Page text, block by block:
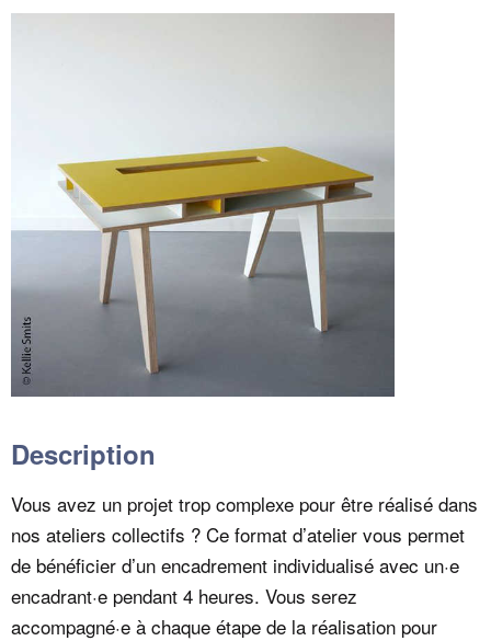
Description
Vous avez un projet trop complexe pour être réalisé dans
nos ateliers collectifs ? Ce format d’atelier vous permet
de bénéficier d’un encadrement individualisé avec un·e
encadrant·e pendant 4 heures. Vous serez
accompagné·e à chaque étape de la réalisation pour